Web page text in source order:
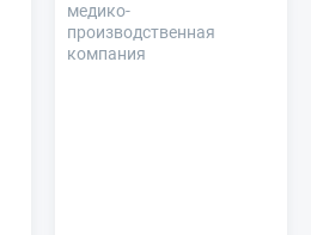
медико-
производственная
компания